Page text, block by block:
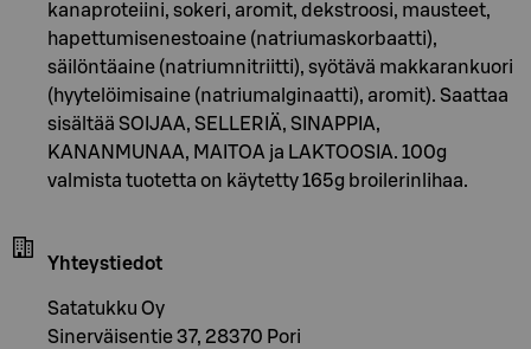
kanaproteiini, sokeri, aromit, dekstroosi, mausteet,
hapettumisenestoaine (natriumaskorbaatti),
säilöntäaine (natriumnitriitti), syötävä makkarankuori
(hyytelöimisaine (natriumalginaatti), aromit). Saattaa
sisältää SOIJAA, SELLERIÄ, SINAPPIA,
KANANMUNAA, MAITOA ja LAKTOOSIA. 100g
valmista tuotetta on käytetty 165g broilerinlihaa.
Yhteystiedot
Satatukku Oy
Sinerväisentie 37, 28370 Pori